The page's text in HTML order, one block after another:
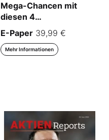
Mega-Chancen mit
diesen 4
Hebelprodukten
E-Paper 39,99 €
Mehr Informationen